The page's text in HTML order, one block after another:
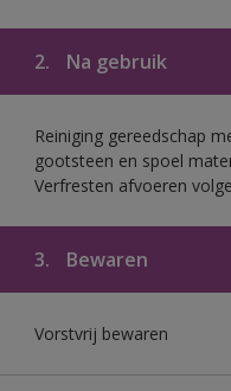
2. Na gebruik
Reiniging gereedschap
gootsteen en spoel
Verfresten afvoeren
3. Bewaren
Vorstvrij bewaren